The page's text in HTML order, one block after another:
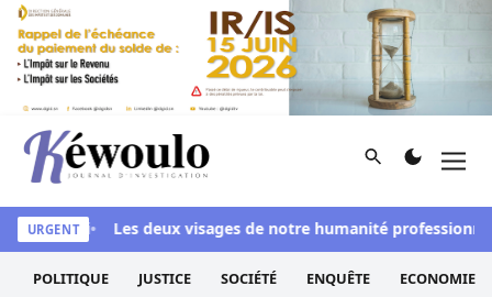
Aller au contenu
Kéwoulo, le premier site d'information et d'investigation
Rechercher
URGENT
blanchi Les deux visages de notre humanité
POLITIQUE JUSTICE SOCIÉTÉ ENQUÊTE ECONOMIE